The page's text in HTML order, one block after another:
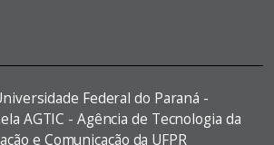
Federal do Paraná -
AGTIC - Agência de Tecnologia da
e Comunicação da UFPR